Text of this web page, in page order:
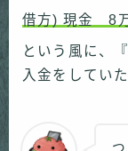
借方) 現金 8
という風に、
入金をしてい